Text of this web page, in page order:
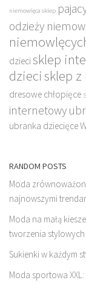
niemowlęca sklep
odzieży
dziecisklep
dziecisklep
dresowe chłopięce
internetowy
ubranka dziecięce
RANDOM POSTS
Moda
najnowszymi
Moda na małą
tworzenia
Sukienki w każdym
Moda sportowa